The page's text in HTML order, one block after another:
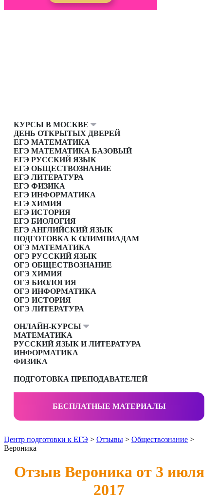
КУРСЫ В МОСКВЕ
ДЕНЬ ОТКРЫТЫХ ДВЕРЕЙ
ЕГЭ МАТЕМАТИКА
ЕГЭ МАТЕМАТИКА БАЗОВЫЙ
ЕГЭ РУССКИЙ ЯЗЫК
ЕГЭ ОБЩЕСТВОЗНАНИЕ
ЕГЭ ЛИТЕРАТУРА
ЕГЭ ФИЗИКА
ЕГЭ ИНФОРМАТИКА
ЕГЭ ХИМИЯ
ЕГЭ ИСТОРИЯ
ЕГЭ БИОЛОГИЯ
ЕГЭ АНГЛИЙСКИЙ ЯЗЫК
ПОДГОТОВКА К ОЛИМПИАДАМ
ОГЭ МАТЕМАТИКА
ОГЭ РУССКИЙ ЯЗЫК
ОГЭ ОБЩЕСТВОЗНАНИЕ
ОГЭ ХИМИЯ
ОГЭ БИОЛОГИЯ
ОГЭ ИНФОРМАТИКА
ОГЭ ИСТОРИЯ
ОГЭ ЛИТЕРАТУРА
ОНЛАЙН-КУРСЫ
МАТЕМАТИКА
РУССКИЙ ЯЗЫК И ЛИТЕРАТУРА
ИНФОРМАТИКА
ФИЗИКА
ПОДГОТОВКА ПРЕПОДАВАТЕЛЕЙ
БЕСПЛАТНЫЕ МАТЕРИАЛЫ
Центр подготовки к ЕГЭ > Отзывы > Обществознание >
Вероника
Отзыв Вероника от 3 июля
2017